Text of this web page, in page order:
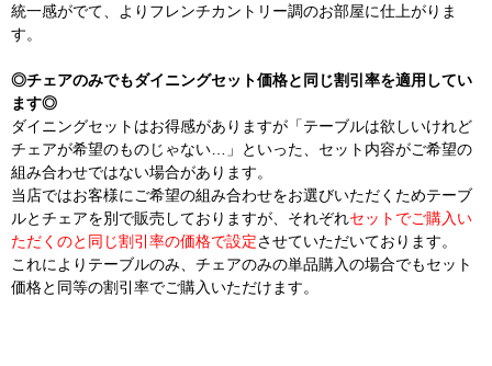
統一感がでて、よりフレンチカントリー調のお部屋に仕上がりま
す。
◎チェアのみでもダイニングセット価格と同じ割引率を適用してい
ます◎
ダイニングセットはお得感がありますが「テーブルは欲しいけれど
チェアが希望のものじゃない…」といった、セット内容がご希望の
組み合わせではない場合があります。
当店ではお客様にご希望の組み合わせをお選びいただくためテーブ
ルとチェアを別で販売しておりますが、それぞれセットでご購入い
ただくのと同じ割引率の価格で設定させていただいております。
これによりテーブルのみ、チェアのみの単品購入の場合でもセット
価格と同等の割引率でご購入いただけます。